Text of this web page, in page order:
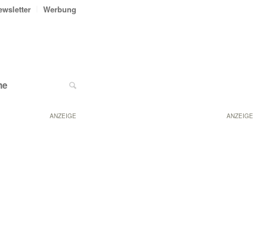
ANZEIGE
Werbung
ANZEIGE